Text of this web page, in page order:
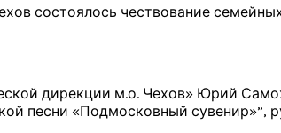
состоялось чествование
дирекции м.о. Чехов» Юрий
песни «Подмосковный сувенир»”,